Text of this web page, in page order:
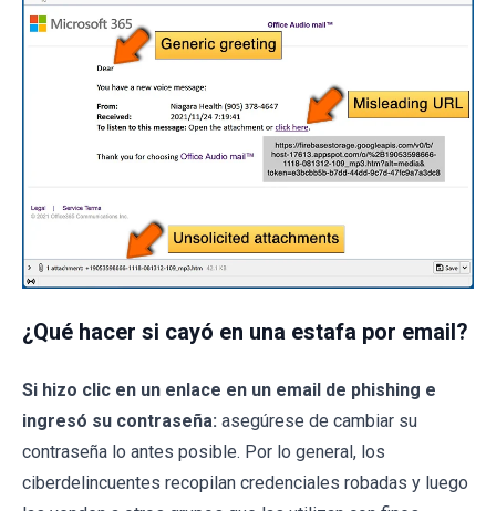
¿Qué hacer si cayó en una estafa por email?
Si hizo clic en un enlace en un email de phishing e
ingresó su contraseña: asegúrese de cambiar su
contraseña lo antes posible. Por lo general, los
ciberdelincuentes recopilan credenciales robadas y luego